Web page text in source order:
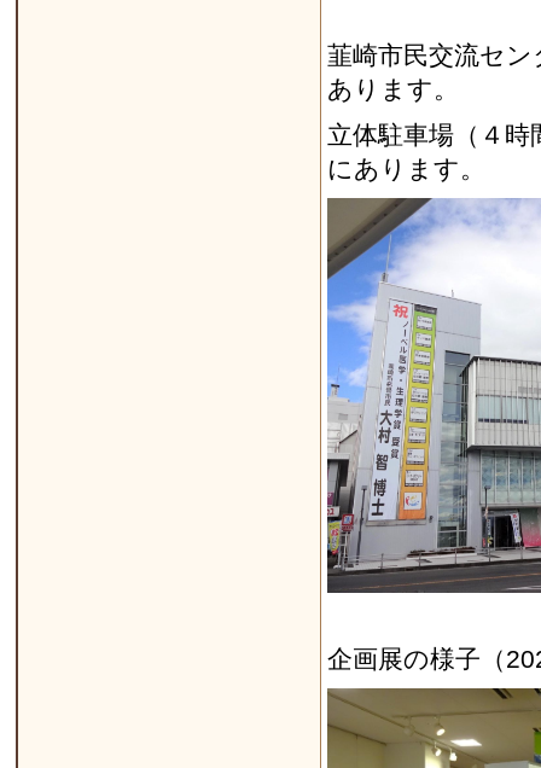
韮崎市民交流セ
あります。
立体駐車場（４
にあります。
企画展の様子（